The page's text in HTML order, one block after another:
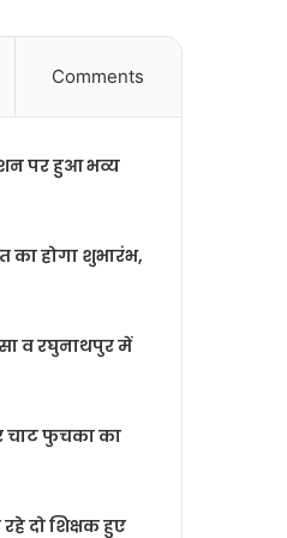
Comments
पर हुआ भव्य
होगा शुभारंभ,
व रघुनाथपुर में
चाट फुचका का
दो शिक्षक हुए